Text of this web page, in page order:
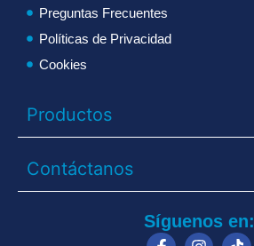
Preguntas Frecuentes
Políticas de Privacidad
Cookies
Productos
Contáctanos
Síguenos en: